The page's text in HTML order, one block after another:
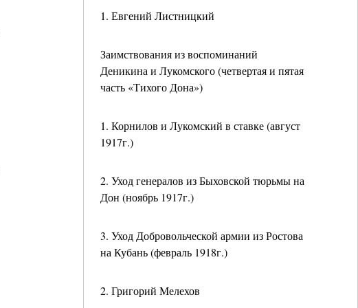
1. Евгений Листницкий
Заимствования из воспоминаний
Деникина и Лукомского (четвертая и пятая
часть «Тихого Дона»)
1. Корнилов и Лукомский в ставке (август
1917г.)
2. Уход генералов из Быховской тюрьмы на
Дон (ноябрь 1917г.)
3. Уход Добровольческой армии из Ростова
на Кубань (февраль 1918г.)
2. Григорий Мелехов